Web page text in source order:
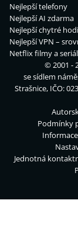
Nejlepší telefony
Nejlepší AI zdarma
Nejlepší chytré
Nejlepší VPN –
Netflix filmy a
© 2001 -
se sídlem
Strašnice, IČO:
Podmínky
Jednotná